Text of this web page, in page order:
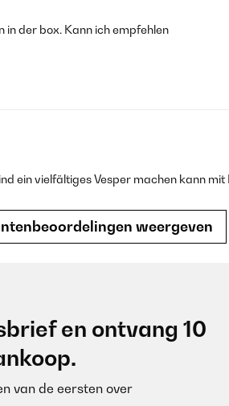
in der box. Kann ich empfehlen
ein vielfältiges Vesper machen kann
weergeven
en ontvang 10
van de eersten over